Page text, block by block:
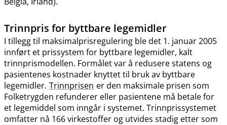
Trinnpris for byttbare legemidler
I tillegg til maksimalprisregulering ble det 1. januar 2005
innført et prissystem for byttbare legemidler, kalt
trinnprismodellen. Formålet var å redusere statens og
pasientenes kostnader knyttet til bruk av byttbare
legemidler. Trinnprisen er den maksimale prisen som
Folketrygden refunderer eller pasientene må betale for
et legemiddel som inngår i systemet. Trinnprissystemet
omfatter nå 166 virkestoffer og utvides stadig etter som